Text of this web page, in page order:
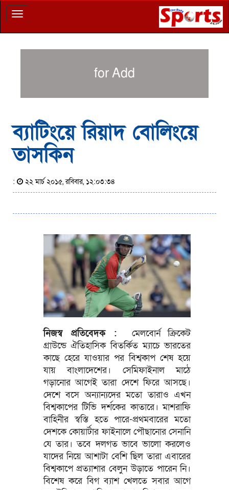
Toggle
navigation
for Add
ব্যাটিংয়ে রিয়াদ বোলিংয়ে
তাসকিন
: ২২ মার্চ ২০১৫, রবিবার, ১২:০৩:৩৪
নিজস্ব প্রতিবেদক : মেলবোর্ন ক্রিকেট
গ্রাউন্ডে ঐতিহাসিক বিতর্কিত ম্যাচে ভারতের
কাছে হেরে যাওয়ার পর বিশ্বকাপ শেষ হয়ে
যায় বাংলাদেশের। সেমিফাইনাল মাঠে
গড়ানোর আগেই তারা দেশে ফিরে আসছে।
দেশে বসে অন্যান্যদের মতো তারাও এখন
বিশ্বকাপের টিভি দর্শকের কাতারে। মাশরাফি
বাহিনীর স্বস্তি হতে পারে-প্রথমবারের মতো
দেশকে কোয়ার্টার ফাইনালে পৌছানোর সেনানি
যে তার। তবে দলগত ভাবে ভালো করলেও
যাদের নিয়ে আশাটা বেশি ছিল তারা এবারের
বিশ্বকাপে প্রত্যাশার বেলুন উড়াতে পারেন নি।
বিশেষ করে বিগ ব্যাশ খেলতে সবার আগে